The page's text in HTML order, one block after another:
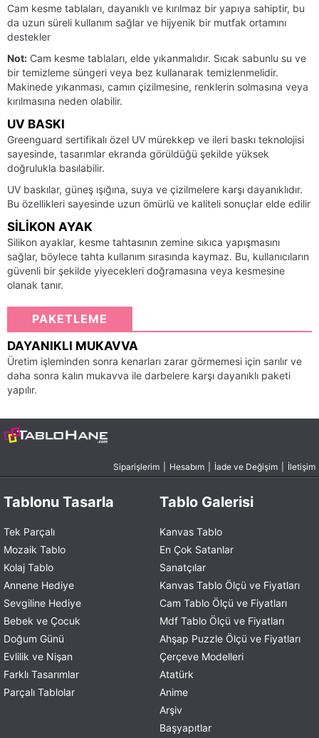
Cam kesme tablaları, dayanıklı ve kırılmaz bir yapıya sahiptir, bu
da uzun süreli kullanım sağlar ve hijyenik bir mutfak ortamını
destekler
Not: Cam kesme tablaları, elde yıkanmalıdır. Sıcak sabunlu su ve
bir temizleme süngeri veya bez kullanarak temizlenmelidir.
Makinede yıkanması, camın çizilmesine, renklerin solmasına veya
kırılmasına neden olabilir.
UV BASKI
Greenguard sertifikalı özel UV mürekkep ve ileri baskı teknolojisi
sayesinde, tasarımlar ekranda görüldüğü şekilde yüksek
doğrulukla basılabilir.
UV baskılar, güneş ışığına, suya ve çizilmelere karşı dayanıklıdır.
Bu özellikleri sayesinde uzun ömürlü ve kaliteli sonuçlar elde edilir
SILIKON AYAK
Silikon ayaklar, kesme tahtasının zemine sıkıca yapışmasını
sağlar, böylece tahta kullanım sırasında kaymaz. Bu, kullanıcıların
güvenli bir şekilde yiyecekleri doğramasına veya kesmesine
olanak tanır.
PAKETLEME
DAYANIKLI MUKAVVA
Üretim işleminden sonra kenarları zarar görmemesi için sarılır ve
daha sonra kalın mukavva ile darbelere karşı dayanıklı paketi
yapılır.
Siparişlerim Hesabım İade ve Değişim İletişim
Tablonu Tasarla
Tek Parçalı
Mozaik Tablo
Kolaj Tablo
Annene Hediye
Sevgiline Hediye
Bebek ve Çocuk
Doğum Günü
Evlilik ve Nişan
Farklı Tasarımlar
Parçalı Tablolar
Tablo Galerisi
Kanvas Tablo
En Çok Satanlar
Sanatçılar
Kanvas Tablo Ölçü ve Fiyatları
Cam Tablo Ölçü ve Fiyatları
Mdf Tablo Ölçü ve Fiyatları
Ahşap Puzzle Ölçü ve Fiyatları
Çerçeve Modelleri
Atatürk
Anime
Arşiv
Başyapıtlar